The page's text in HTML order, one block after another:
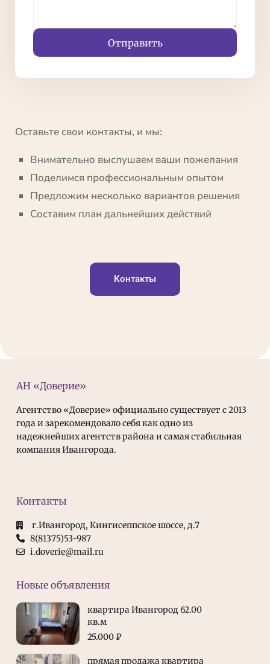
Отправить
Оставьте свои контакты, и мы:
Внимательно выслушаем ваши пожелания
Поделимся профессиональным опытом
Предложим несколько вариантов решения
Составим план дальнейших действий
Контакты
АН «Доверие»
Агентство «Доверие» официально существует с 2013
года и зарекомендовало себя как одно из
надежнейших агентств района и самая стабильная
компания Ивангорода.
Контакты
г.Ивангород, Кингисеппское шоссе, д.7
8(81375)53-987
i.doverie@mail.ru
Новые объявления
квартира Ивангород 62.00
кв.м
25.000 ₽
прямая продажа квартира